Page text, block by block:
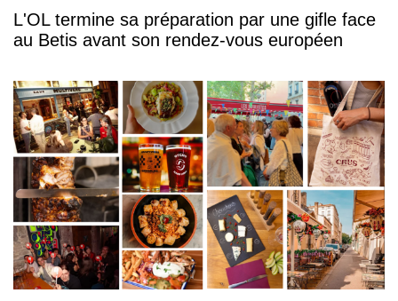
L'OL termine sa préparation par une gifle face
au Betis avant son rendez-vous européen